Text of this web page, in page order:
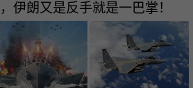
伊朗又是反手就是一巴掌！